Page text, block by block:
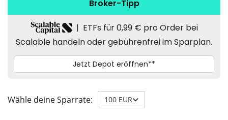
Wähle deine Sparrate: 100 EUR